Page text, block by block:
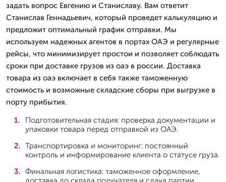
задать вопрос Евгению и Станиславу. Вам ответит
Станислав Геннадьевич, который проведет калькуляцию и
предложит оптимальный график отправки. Мы
используем надежных агентов в портах ОАЭ и регулярные
рейсы, что минимизирует простои и позволяет соблюдать
сроки при доставке грузов из оаэ в россии. Доставка
товара из оаэ включает в себя также таможенную
стоимость и возможные складские сборы при выгрузке в
порту прибытия.
Подготовительная стадия: проверка документации и
упаковки товара перед отправкой из ОАЭ.
Транспортировка и мониторинг: постоянный
контроль и информирование клиента о статусе груза.
Финальная логистика: таможенное оформление,